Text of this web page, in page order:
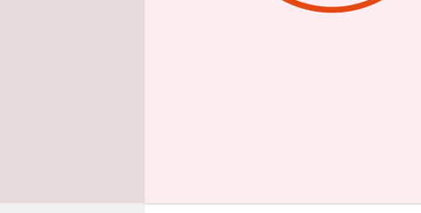
Beteiligung
Prozent.